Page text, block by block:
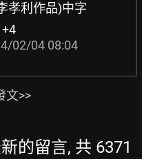
孝利作品)中字
+4
02/04 08:04
文>>
的留言, 共 6371